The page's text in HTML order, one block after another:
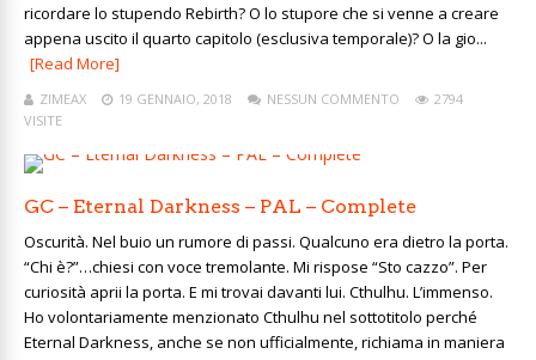
ricordare lo stupendo Rebirth? O lo stupore che si venne a creare
appena uscito il quarto capitolo (esclusiva temporale)? O la gio...
[Read More]
ZIMEAX 19 GENNAIO, 2018 NESSUN COMMENTO
2794
VISITE
GC – Eternal Darkness – PAL – Complete
Oscurità. Nel buio un rumore di passi. Qualcuno era dietro la porta.
“Chi è?”…chiesi con voce tremolante. Mi rispose “Sto cazzo”. Per
curiosità aprii la porta. E mi trovai davanti lui. Cthulhu. L’immenso.
Ho volontariamente menzionato Cthulhu nel sottotitolo perché
Eternal Darkness, anche se non ufficialmente, richiama in maniera